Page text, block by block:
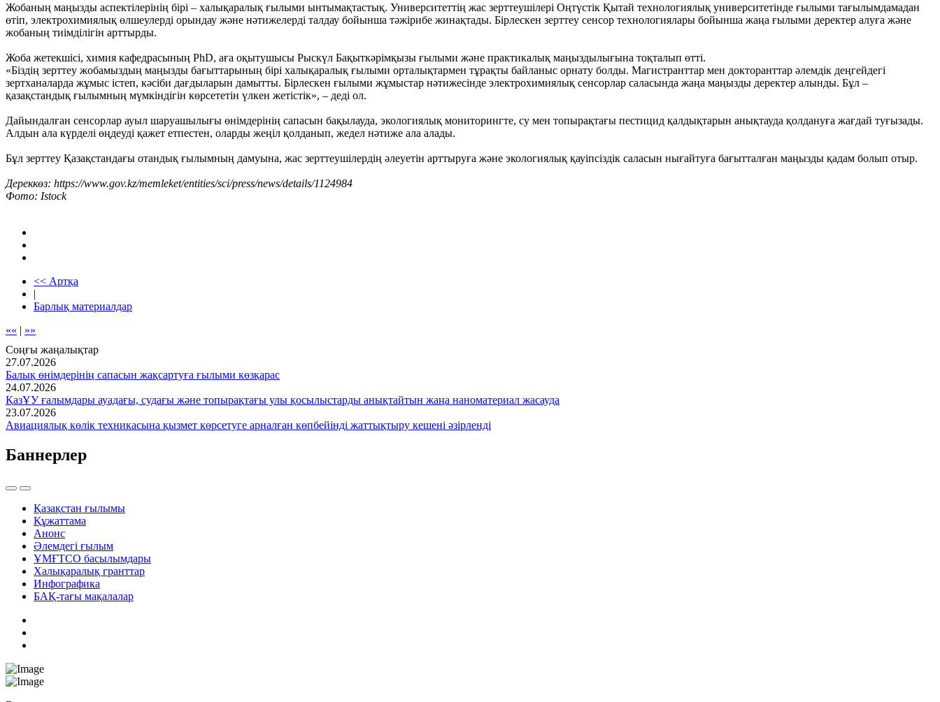
Жобаның маңызды аспектілерінің бірі – халықаралық ғылыми ынтымақтастық. Университеттің жас зерттеушілері Оңтүстік Қытай технологиялық университетінде ғылыми тағылымдамадан
өтіп, электрохимиялық өлшеулерді орындау және нәтижелерді талдау бойынша тәжірибе жинақтады. Бірлескен зерттеу сенсор технологиялары бойынша жаңа ғылыми деректер алуға және
жобаның тиімділігін арттырды.
Жоба жетекшісі, химия кафедрасының PhD, аға оқытушысы Рыскүл Бақыткәрімқызы ғылыми және практикалық маңыздылығына тоқталып өтті.
«Біздің зерттеу жобамыздың маңызды бағыттарының бірі халықаралық ғылыми орталықтармен тұрақты байланыс орнату болды. Магистранттар мен докторанттар әлемдік деңгейдегі
зертханаларда жұмыс істеп, кәсіби дағдыларын дамытты. Бірлескен ғылыми жұмыстар нәтижесінде электрохимиялық сенсорлар саласында жаңа маңызды деректер алынды. Бұл –
қазақстандық ғылымның мүмкіндігін көрсететін үлкен жетістік», – деді ол.
Дайындалған сенсорлар ауыл шаруашылығы өнімдерінің сапасын бақылауда, экологиялық мониторингте, су мен топырақтағы пестицид қалдықтарын анықтауда қолдануға жағдай туғызады.
Алдын ала күрделі өңдеуді қажет етпестен, оларды жеңіл қолданып, жедел нәтиже ала алады.
Бұл зерттеу Қазақстандағы отандық ғылымның дамуына, жас зерттеушілердің әлеуетін арттыруға және экологиялық қауіпсіздік саласын нығайтуға бағытталған маңызды қадам болып отыр.
Дереккөз: https://www.gov.kz/memleket/entities/sci/press/news/details/1124984
Фото: Istock
<< Артқа
|
Барлық материалдар
«« | »»
Соңғы жаңалықтар
27.07.2026
Балық өнімдерінің сапасын жақсартуға ғылыми көзқарас
24.07.2026
ҚазҰУ ғалымдары ауадағы, судағы және топырақтағы улы қосылыстарды анықтайтын жаңа наноматериал жасауда
23.07.2026
Авиациялық көлік техникасына қызмет көрсетуге арналған көпбейінді жаттықтыру кешені әзірленді
Баннерлер
Қазақстан ғылымы
Құжаттама
Анонс
Әлемдегі ғылым
ҰМҒТСО басылымдары
Халықаралық гранттар
Инфографика
БАҚ-тағы мақалалар